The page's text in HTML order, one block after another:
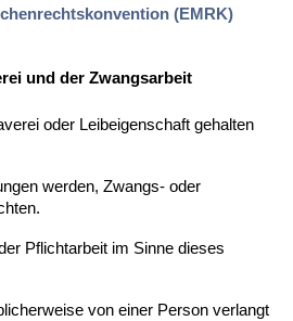
(EMRK)
und der Zwangsarbeit
oder Leibeigenschaft gehalten
werden, Zwangs- oder
Pflichtarbeit im Sinne dieses
von einer Person verlangt